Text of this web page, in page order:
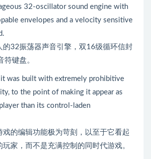
32-oscillator sound engine with
envelopes and a velocity sensitive
的32振荡器声音引擎，双16级循环信封
符键盘。
was built with extremely prohibitive
to the point of making it appear as
than its control-laden
戏的编辑功能极为苛刻，以至于它看起
家，而不是充满控制的同时代游戏。